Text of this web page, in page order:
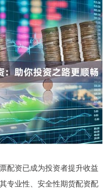
配资已成为投资者提升收益
专业性、安全性期货配资配